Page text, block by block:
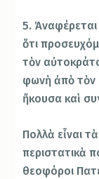
5. Ἀναφέρεται
ὅτι
τὸν
φωνὴ ἀπὸ τὸν
ἤκουσα καὶ
Πολλὰ εἶναι
περιστατικὰ
θεοφόροι